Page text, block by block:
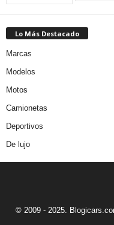
Lo Más Destacado
Marcas
Modelos
Motos
Camionetas
Deportivos
De lujo
© 2009 - 2025.